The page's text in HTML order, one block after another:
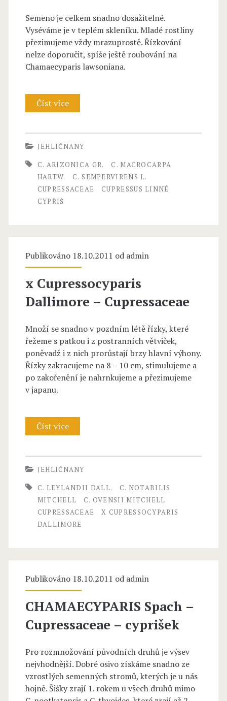
–
C
u
r
e
s
s
a
c
–
j
a
o
v
e
c
j
k
Semeno je celkem snadno dosažitelné.
Vyséváme je v teplém skleníku. Mladé rostliny
přezimujeme vždy mrazuprostě. Řízkování
nelze doporučit, spíše ještě roubování na
Chamaecyparis lawsoniana.
Číst víceC
e
s
L
i
n
é
–
C
s
s
a
c
e
p
ř
i
JEHLIČNANY
C. ARIZONICA GR.
C. MACROCARPA
HARTW.
C. SEMPERVIRENS L.
CUPRESSACEAE
CUPRESSUS LINNÉ
CYPŘIŠ
Publikováno 18.10.2011 od admin
x Cupressocyparis
Dallimore – Cupressaceae
Množí se snadno v pozdním létě řízky, které
řežeme s patkou i z postranních větviček,
poněvadž i z nich prorůstají brzy hlavní výhony.
Řízky zakracujeme na 8 – 10 cm, stimulujeme a
po zakořenění je nahrnkujeme a přezimujeme
v japanu.
Číst vícex
r
e
c
y
p
a
r
i
JEHLIČNANY
C. LEYLANDII DALL.
C. NOTABILIS
MITCHELL
C. OVENSII MITCHELL
CUPRESSACEAE
X CUPRESSOCYPARIS
DALLIMORE
Publikováno 18.10.2011 od admin
CHAMAECYPARIS Spach –
Cupressaceae – cyprišek
Pro rozmnožování původních druhů je výsev
nejvhodnější. Dobré osivo získáme snadno ze
vzrostlých semenných stromů, kterých je u nás
hojně. Šišky zrají 1. rokem u všech druhů mimo